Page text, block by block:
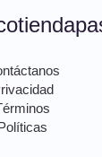
Políticas